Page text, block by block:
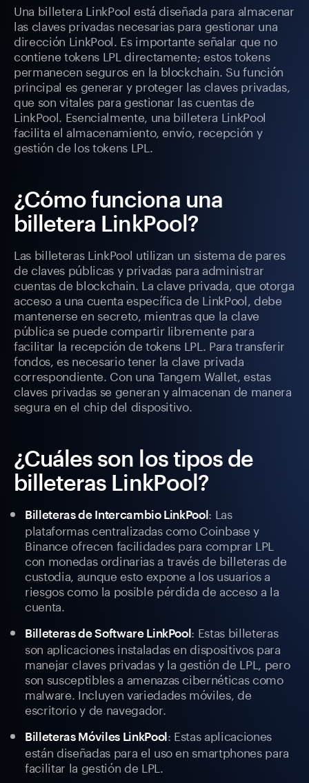
Una billetera LinkPool está diseñada para almacenar
las claves privadas necesarias para gestionar una
dirección LinkPool. Es importante señalar que no
contiene tokens LPL directamente; estos tokens
permanecen seguros en la blockchain. Su función
principal es generar y proteger las claves privadas,
que son vitales para gestionar las cuentas de
LinkPool. Esencialmente, una billetera LinkPool
facilita el almacenamiento, envío, recepción y
gestión de los tokens LPL.
¿Cómo funciona una
billetera LinkPool?
Las billeteras LinkPool utilizan un sistema de pares
de claves públicas y privadas para administrar
cuentas de blockchain. La clave privada, que otorga
acceso a una cuenta específica de LinkPool, debe
mantenerse en secreto, mientras que la clave
pública se puede compartir libremente para
facilitar la recepción de tokens LPL. Para transferir
fondos, es necesario tener la clave privada
correspondiente. Con una Tangem Wallet, estas
claves privadas se generan y almacenan de manera
segura en el chip del dispositivo.
¿Cuáles son los tipos de
billeteras LinkPool?
Billeteras de Intercambio LinkPool: Las
plataformas centralizadas como Coinbase y
Binance ofrecen facilidades para comprar LPL
con monedas ordinarias a través de billeteras de
custodia, aunque esto expone a los usuarios a
riesgos como la posible pérdida de acceso a la
cuenta.
Billeteras de Software LinkPool: Estas billeteras
son aplicaciones instaladas en dispositivos para
manejar claves privadas y la gestión de LPL, pero
son susceptibles a amenazas cibernéticas como
malware. Incluyen variedades móviles, de
escritorio y de navegador.
Billeteras Móviles LinkPool: Estas aplicaciones
están diseñadas para el uso en smartphones para
facilitar la gestión de LPL.